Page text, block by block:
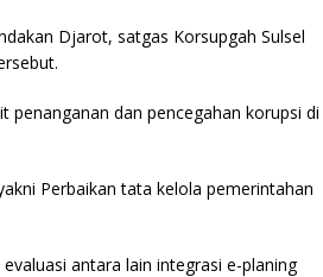
Djarot, satgas Korsupgah Sulsel
penanganan dan pencegahan korupsi di
Perbaikan tata kelola pemerintahan
antara lain integrasi e-planing